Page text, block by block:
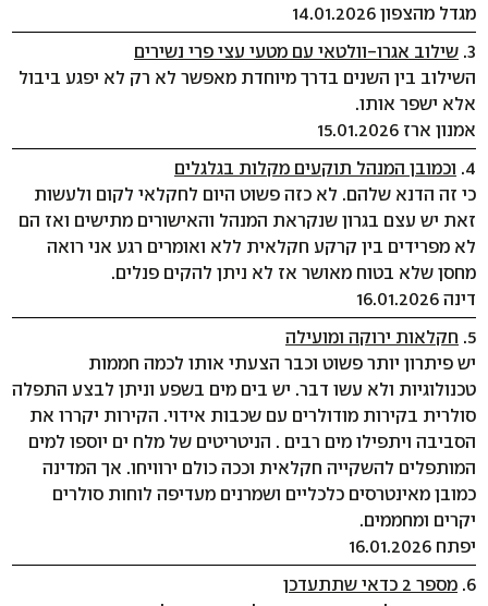
מגדל מהצפון 14.01.2026
3. שילוב אגרו-וולטאי עם מטעי עצי פרי נשירים
השילוב בין השנים בדרך מיוחדת מאפשר לא רק לא יפגע ביבול
אלא ישפר אותו.
אמנון ארז 15.01.2026
4. וכמובן המנהל תוקעים מקלות בגלגלים
כי זה הדנא שלהם. לא כזה פשוט היום לחקלאי לקום ולעשות
זאת יש עצם בגרון שנקראת המנהל והאישורים מתישים ואז הם
לא מפרידים בין קרקע חקלאית ללא ואומרים רגע אני רואה
מחסן שלא בטוח מאושר אז לא ניתן להקים פנלים.
דינה 16.01.2026
5. חקלאות ירוקה ומועילה
יש פיתרון יותר פשוט וכבר הצעתי אותו לכמה חממות
טכנולוגיות ולא עשו דבר. יש בים מים בשפע וניתן לבצע התפלה
סולרית בקירות מודולרים עם שכבות אידוי. הקירות יקררו את
הסביבה ויתפילו מים רבים . הניטריטים של מלח ים יוספו למים
המותפלים להשקייה חקלאית וככה כולם ירוויחו. אך המדינה
כמובן מאינטרסים כלכליים ושמרנים מעדיפה לוחות סולרים
יקרים ומחממים.
יפתח 16.01.2026
6. מספר 2 כדאי שתתעדכן